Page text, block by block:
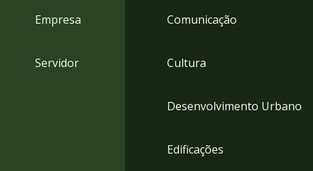
Empresa
Servidor
Comunicação
Cultura
Desenvolvimento Urbano
Edificações